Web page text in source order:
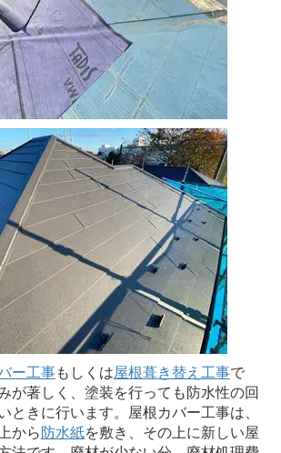
ー工事もしくは屋根葺き替え工事で
が著しく、塗装を行っても防水性の回
ときに行います。屋根カバー工事は、
から 防水紙を敷き、その上に新しい屋